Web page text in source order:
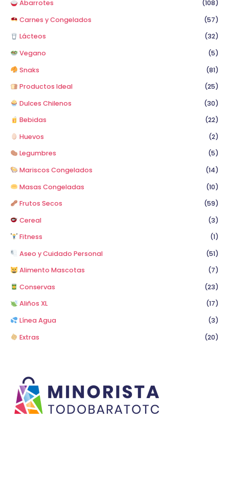
Abarrotes
(108)
Carnes y Congelados
(57)
Lácteos
(32)
Vegano
(5)
Snaks
(81)
Productos Ideal
(25)
Dulces Chilenos
(30)
Bebidas
(22)
Huevos
(2)
Legumbres
(5)
Mariscos Congelados
(14)
Masas Congeladas
(10)
Frutos Secos
(59)
Cereal
(3)
Fitness
(1)
Aseo y Cuidado Personal
(51)
Alimento Mascotas
(7)
Conservas
(23)
Aliños XL
(17)
Línea Agua
(3)
Extras
(20)